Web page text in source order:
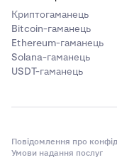
Криптогаманець
Bitcoin-гаманець
Ethereum-гаманець
Solana-гаманець
USDT-гаманець
Повідомлення про
Умови надання послуг